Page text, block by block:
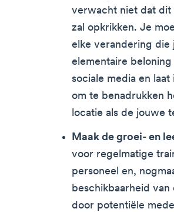
verwacht niet dat dit
zal opkrikken. Je
elke verandering die
elementaire
sociale media en
om te benadrukken
locatie als de jouwe
Maak de groei- en
voor regelmatige
personeel en,
beschikbaarheid
door potentiële